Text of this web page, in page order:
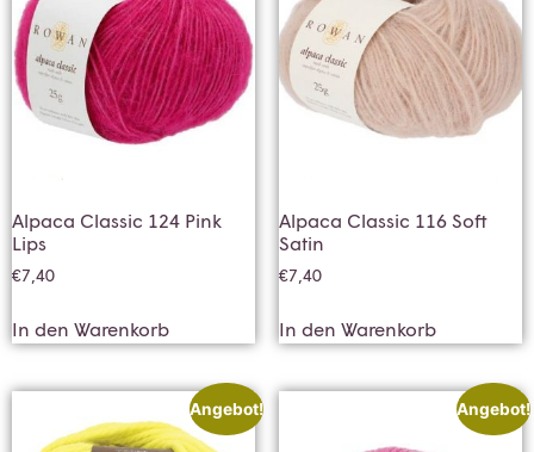
Alpaca Classic 124 Pink
Lips
€7,40
In den Warenkorb
Alpaca Classic 116 Soft
Satin
€7,40
In den Warenkorb
Angebot! Angebot!